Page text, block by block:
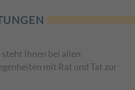
steht Ihnen bei allen
mit Rat und Tat zur